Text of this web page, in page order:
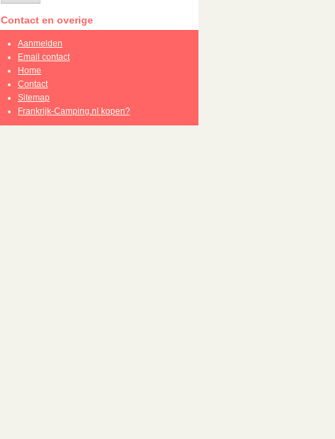
Contact en overige
Aanmelden
Email contact
Home
Contact
Sitemap
Frankrijk-Camping.nl kopen?